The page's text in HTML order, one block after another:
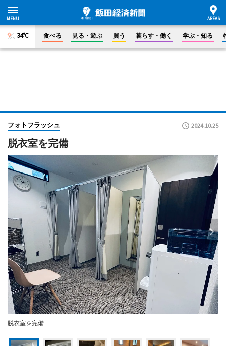
34°C 食べる 見る・遊ぶ 買う 暮らす・働く 学ぶ・知る
フォトフラッシュ 2024.10.25
脱衣室を完備
脱衣室を完備